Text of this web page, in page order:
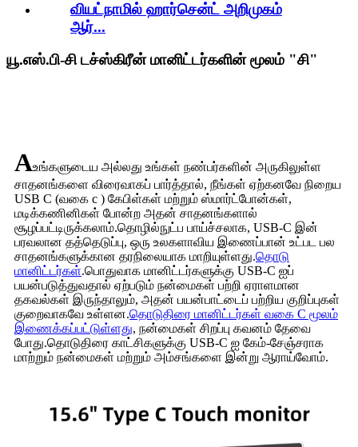
வியட்நாமில் ஹார்சென்ட் அறிமுகம்
ஆர்...
யூ.எஸ்.பி-சி டச்ஸ்கிரீன் மானிட்டர்களின் மூலம் "சி"
Aஉங்களுடைய அல்லது உங்கள் நண்பர்களின் அருகிலுள்ள
சாதனங்களை விரைவாகப் பார்த்தால், நீங்கள் ஏற்கனவே நிறைய
USB C (வகை c ) கேபிள்கள் மற்றும் ஸ்மார்ட்போன்கள்,
மடிக்கணினிகள் போன்ற அதன் சாதனங்களால்
சூழப்பட்டிருக்கலாம்.தொழில்நுட்ப பாய்ச்சலாக, USB-C இன்
பரவலான தத்தெடுப்பு, ஒரு உலகளாவிய இணைப்பான் உட்பட பல
சாதனங்களுக்கான தரநிலையாக மாறியுள்ளது.தொடு
மானிட்டர்கள்.பொதுவாக மானிட்டர்களுக்கு USB-C ஐப்
பயன்படுத்துவதால் ஏற்படும் நன்மைகள் பற்றி ஏராளமான
தகவல்கள் இருந்தாலும், அதன் பயன்பாட்டைப் பற்றிய குறிப்புகள்
குறைவாகவே உள்ளன.தொடுதிரை மானிட்டர்கள் வகை C மூலம்
இணைக்கப்பட்டுள்ளது, நன்மைகள் சிறப்பு கவனம் தேவை
போது.தொடுதிரை காட்சிகளுக்கு USB-C ஐ கேம்-சேஞ்சராக
மாற்றும் நன்மைகள் மற்றும் அம்சங்களை இன்று ஆராய்வோம்.